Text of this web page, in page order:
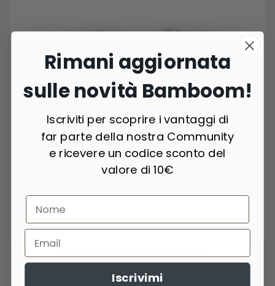
4 Colori
Rimani aggiornata
sulle novità Bamboom!
Iscriviti per scoprire i vantaggi di
far parte della nostra Community
e ricevere un codice sconto del
valore di 10€
Iscrivimi